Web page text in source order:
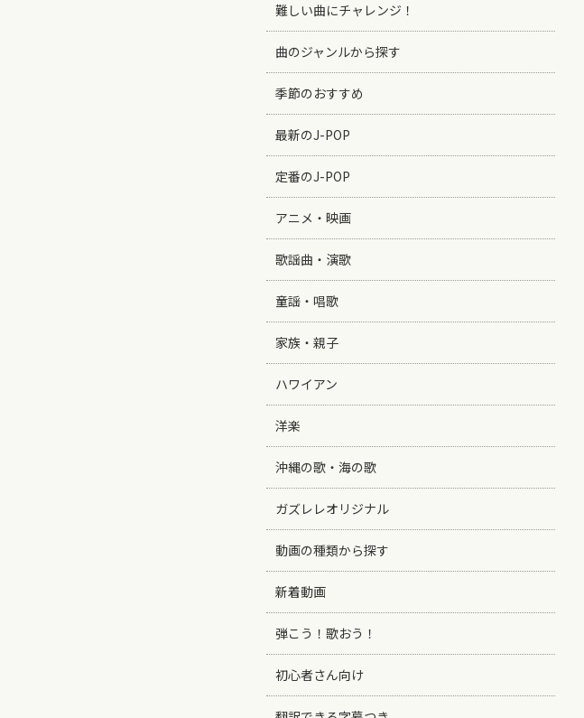
難しい曲にチャレンジ！
曲のジャンルから探す
季節のおすすめ
最新のJ-POP
定番のJ-POP
アニメ・映画
歌謡曲・演歌
童謡・唱歌
家族・親子
ハワイアン
洋楽
沖縄の歌・海の歌
ガズレレオリジナル
動画の種類から探す
新着動画
弾こう！歌おう！
初心者さん向け